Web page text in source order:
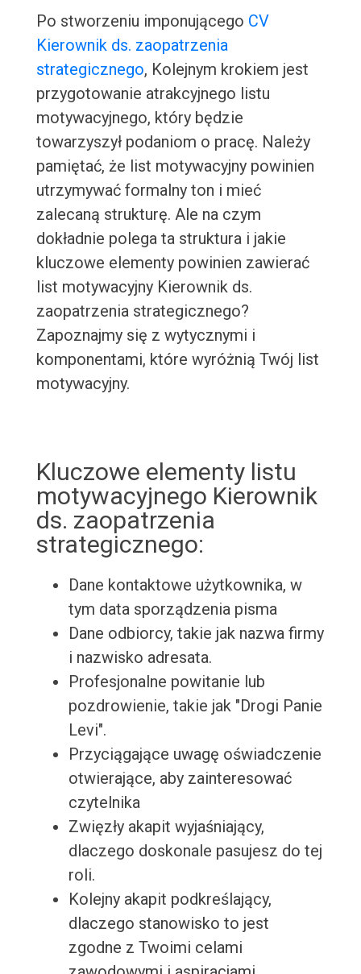
Po stworzeniu imponującego CV
Kierownik ds. zaopatrzenia
strategicznego, Kolejnym krokiem jest
przygotowanie atrakcyjnego listu
motywacyjnego, który będzie
towarzyszył podaniom o pracę. Należy
pamiętać, że list motywacyjny powinien
utrzymywać formalny ton i mieć
zalecaną strukturę. Ale na czym
dokładnie polega ta struktura i jakie
kluczowe elementy powinien zawierać
list motywacyjny Kierownik ds.
zaopatrzenia strategicznego?
Zapoznajmy się z wytycznymi i
komponentami, które wyróżnią Twój list
motywacyjny.
Kluczowe elementy listu
motywacyjnego Kierownik
ds. zaopatrzenia
strategicznego:
Dane kontaktowe użytkownika, w
tym data sporządzenia pisma
Dane odbiorcy, takie jak nazwa firmy
i nazwisko adresata.
Profesjonalne powitanie lub
pozdrowienie, takie jak "Drogi Panie
Levi".
Przyciągające uwagę oświadczenie
otwierające, aby zainteresować
czytelnika
Zwięzły akapit wyjaśniający,
dlaczego doskonale pasujesz do tej
roli.
Kolejny akapit podkreślający,
dlaczego stanowisko to jest
zgodne z Twoimi celami